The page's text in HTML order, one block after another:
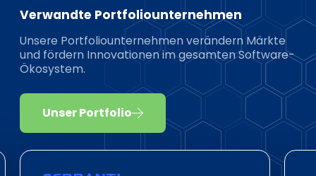
Verwandte Portfoliounternehmen
Unsere Portfoliounternehmen verändern Märkte
und fördern Innovationen im gesamten Software-
Ökosystem.
Unser Portfolio